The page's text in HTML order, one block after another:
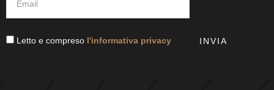
Letto e compreso l'informativa privacy INVIA